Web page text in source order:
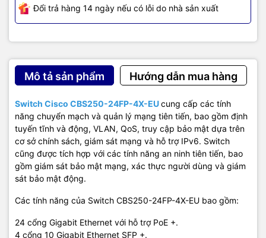
Đổi trả hàng 14 ngày nếu có lỗi do nhà sản xuất
Mô tả sản phẩm Hướng dẫn mua hàng
Switch Cisco CBS250-24FP-4X-EUcung cấp các tính
năng chuyển mạch và quản lý mạng tiên tiến, bao gồm định
tuyến tĩnh và động, VLAN, QoS, truy cập bảo mật dựa trên
cơ sở chính sách, giám sát mạng và hỗ trợ IPv6. Switch
cũng được tích hợp với các tính năng an ninh tiên tiến, bao
gồm giám sát bảo mật mạng, xác thực người dùng và giám
sát bảo mật động.
Các tính năng của Switch CBS250-24FP-4X-EU bao gồm:
24 cổng Gigabit Ethernet với hỗ trợ PoE +.
4 cổng 10 Gigabit Ethernet SFP +.
giám sát,Tổng đài, Màn hình tương tác ,Linh kiện máy tính
máy
như tivi, tủ lạnh, máy giặt, máy hút ẩm... cùng nhiều thiết bị
hãng, giá tốt, dịch vụ chuyên nghiệp, đáp ứng tối đa nhu cầu của